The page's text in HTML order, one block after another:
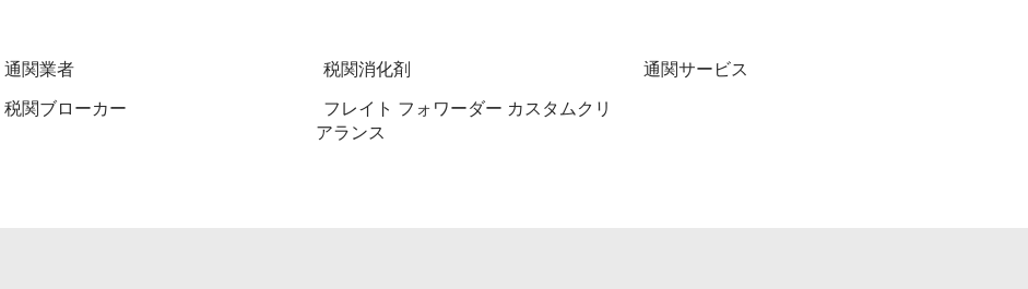
通関業者 税関消化剤
通関サービス
税関ブローカー
フレイト フォワーダー カスタムクリ
アランス